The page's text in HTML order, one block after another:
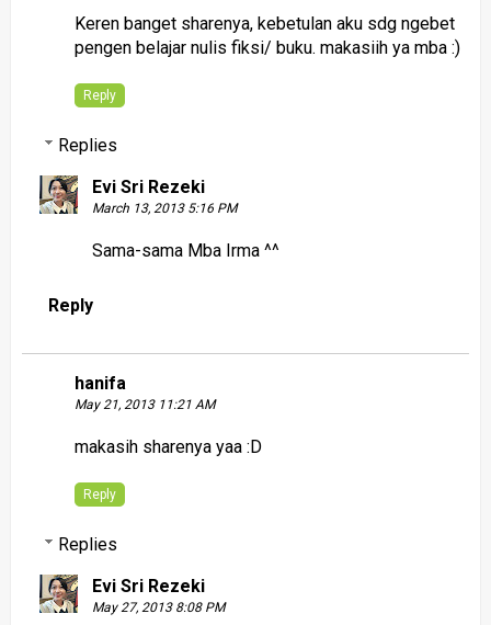
Keren banget sharenya, kebetulan aku sdg ngebet
pengen belajar nulis fiksi/ buku. makasiih ya mba :)
Reply
Replies
Evi Sri Rezeki
March 13, 2013 5:16 PM
Sama-sama Mba Irma ^^
Reply
hanifa
May 21, 2013 11:21 AM
makasih sharenya yaa :D
Reply
Replies
Evi Sri Rezeki
May 27, 2013 8:08 PM